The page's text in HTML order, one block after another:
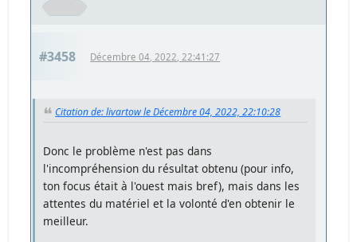
#3458 Décembre 04, 2022, 22:41:27
Citation de: livartow le Décembre 04, 2022, 22:10:28
Donc le problème n'est pas dans
l'incompréhension du résultat obtenu (pour info,
ton focus était à l'ouest mais bref), mais dans les
attentes du matériel et la volonté d'en obtenir le
meilleur.